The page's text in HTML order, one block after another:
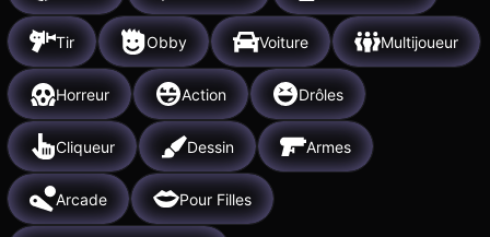
Tir Obby Voiture Multijoueur
Horreur Action Drôles
Cliqueur Dessin Armes
Arcade Pour Filles